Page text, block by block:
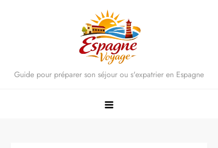
Guide pour préparer son séjour ou s'expatrier en Espagne